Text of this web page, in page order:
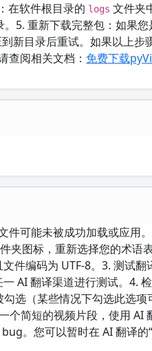
在软件根目录的 logs 文件夹
5. 重新下载完整包：如果
新目录后重试。如果以上
查阅相关文档： 免费下载
件可能未被成功加载或应用
夹图标，重新选择您的术
件编码为 UTF-8。3. 测试
AI 翻译渠道进行测试。4.
选（某些情况下勾选此选
简短的视频片段，使用 AI
。您可以暂时在 AI 翻译